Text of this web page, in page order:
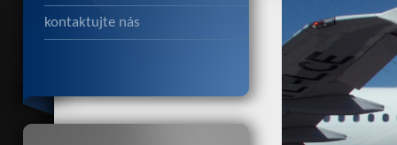
kontaktujte nás